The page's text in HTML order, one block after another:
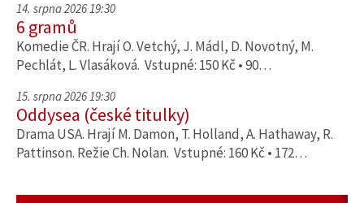
14. srpna 2026 19:30
6 gramů
Komedie ČR. Hrají O. Vetchý, J. Mádl, D. Novotný, M.
Pechlát, L. Vlasáková. Vstupné: 150 Kč • 90…
15. srpna 2026 19:30
Oddysea (české titulky)
Drama USA. Hrají M. Damon, T. Holland, A. Hathaway, R.
Pattinson. Režie Ch. Nolan. Vstupné: 160 Kč • 172…